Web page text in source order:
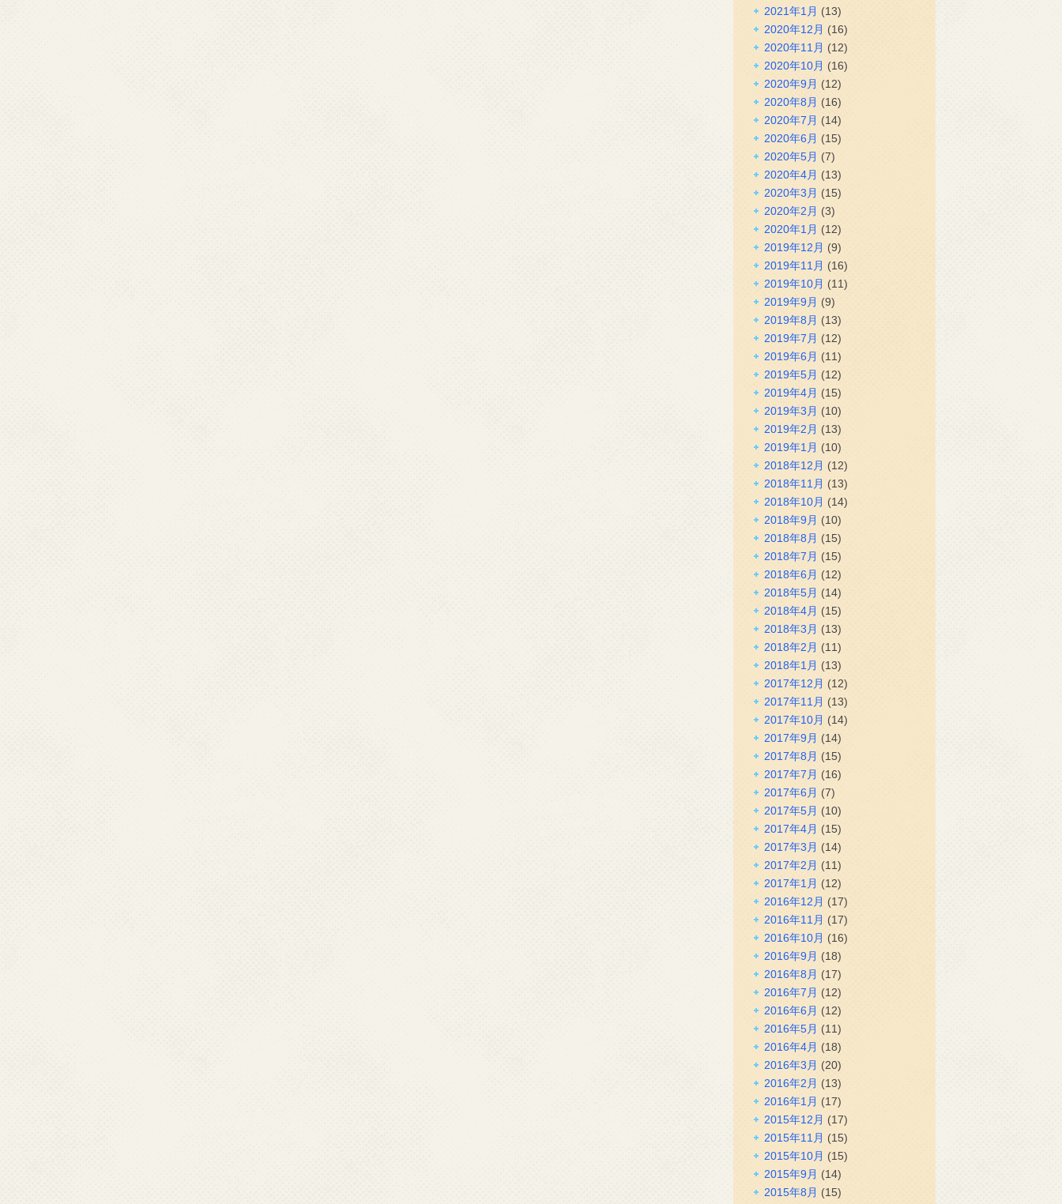
2021年1月 (13)
2020年12月 (16)
2020年11月 (12)
2020年10月 (16)
2020年9月 (12)
2020年8月 (16)
2020年7月 (14)
2020年6月 (15)
2020年5月 (7)
2020年4月 (13)
2020年3月 (15)
2020年2月 (3)
2020年1月 (12)
2019年12月 (9)
2019年11月 (16)
2019年10月 (11)
2019年9月 (9)
2019年8月 (13)
2019年7月 (12)
2019年6月 (11)
2019年5月 (12)
2019年4月 (15)
2019年3月 (10)
2019年2月 (13)
2019年1月 (10)
2018年12月 (12)
2018年11月 (13)
2018年10月 (14)
2018年9月 (10)
2018年8月 (15)
2018年7月 (15)
2018年6月 (12)
2018年5月 (14)
2018年4月 (15)
2018年3月 (13)
2018年2月 (11)
2018年1月 (13)
2017年12月 (12)
2017年11月 (13)
2017年10月 (14)
2017年9月 (14)
2017年8月 (15)
2017年7月 (16)
2017年6月 (7)
2017年5月 (10)
2017年4月 (15)
2017年3月 (14)
2017年2月 (11)
2017年1月 (12)
2016年12月 (17)
2016年11月 (17)
2016年10月 (16)
2016年9月 (18)
2016年8月 (17)
2016年7月 (12)
2016年6月 (12)
2016年5月 (11)
2016年4月 (18)
2016年3月 (20)
2016年2月 (13)
2016年1月 (17)
2015年12月 (17)
2015年11月 (15)
2015年10月 (15)
2015年9月 (14)
2015年8月 (15)